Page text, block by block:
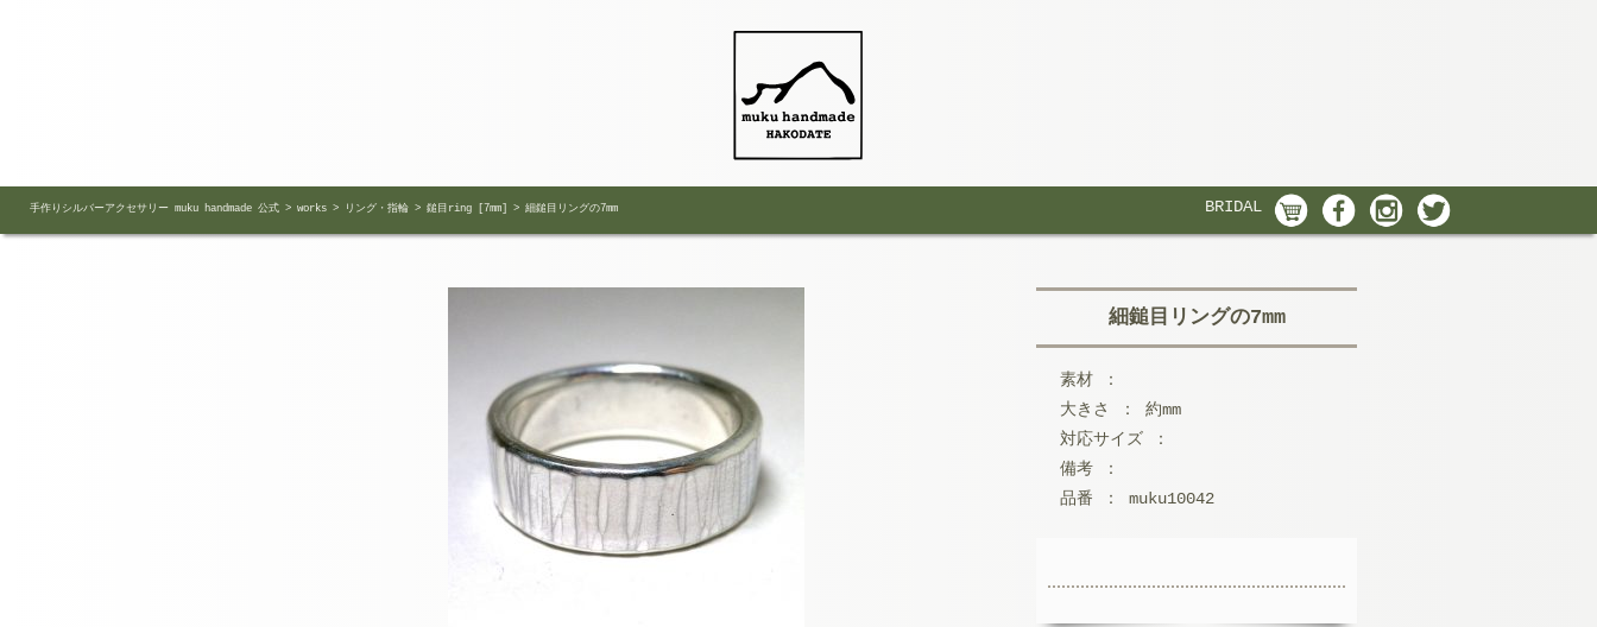
手作りシルバーアクセサリー muku handmade 公式 > works > リング・指輪 > 鎚目ring [7mm] > 細鎚目リングの7mm BRIDAL
細鎚目リングの7mm
素材 ：
大きさ ： 約mm
対応サイズ ：
備考 ：
品番 ： muku10042